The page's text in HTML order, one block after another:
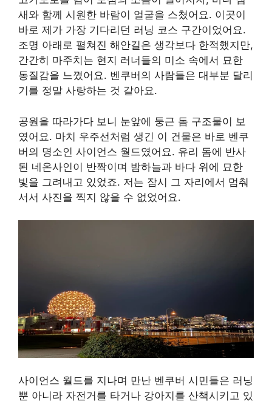
새와 함께 시원한 바람이 얼굴을 스쳤어요. 이곳이
바로 제가 가장 기다리던 러닝 코스 구간이었어요.
조명 아래로 펼쳐진 해안길은 생각보다 한적했지만,
간간히 마주치는 현지 러너들의 미소 속에서 묘한
동질감을 느꼈어요. 벤쿠버의 사람들은 대부분 달리
기를 정말 사랑하는 것 같아요.
공원을 따라가다 보니 눈앞에 둥근 돔 구조물이 보
였어요. 마치 우주선처럼 생긴 이 건물은 바로 벤쿠
버의 명소인 사이언스 월드였어요. 유리 돔에 반사
된 네온사인이 반짝이며 밤하늘과 바다 위에 묘한
빛을 그려내고 있었죠. 저는 잠시 그 자리에서 멈춰
서서 사진을 찍지 않을 수 없었어요.
사이언스 월드를 지나며 만난 벤쿠버 시민들은 러닝
뿐 아니라 자전거를 타거나 강아지를 산책시키고 있